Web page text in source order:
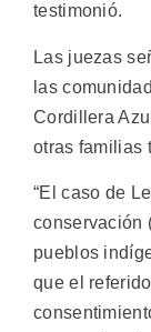
testimonió.
Las juezas
las
Cordillera
otras familias
“El caso de
conservación
pueblos
que el